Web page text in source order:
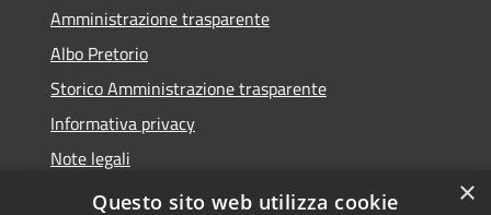
Amministrazione trasparente
Albo Pretorio
Storico Amministrazione trasparente
Informativa privacy
Note legali
Dichiarazione di accessibilità
×
Questo sito web utilizza cookie